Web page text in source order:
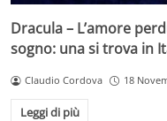
Dracula – L’amore
sogno: una si trova in
Claudio Cordova 18
Leggi di più